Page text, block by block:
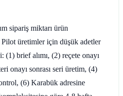
sipariş miktarı ürün
üretimler için düşük adetler
(1) brief alımı, (2) reçete onayı
onayı sonrası seri üretim, (4)
(6) Karabük adresine